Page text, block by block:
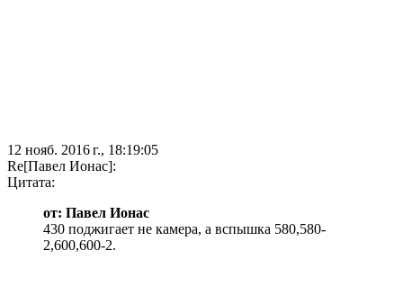
12 нояб. 2016 г., 18:19:05
Re[Павел Ионас]:
Цитата:
от: Павел Ионас
430 поджигает не камера, а вспышка 580,580-
2,600,600-2.